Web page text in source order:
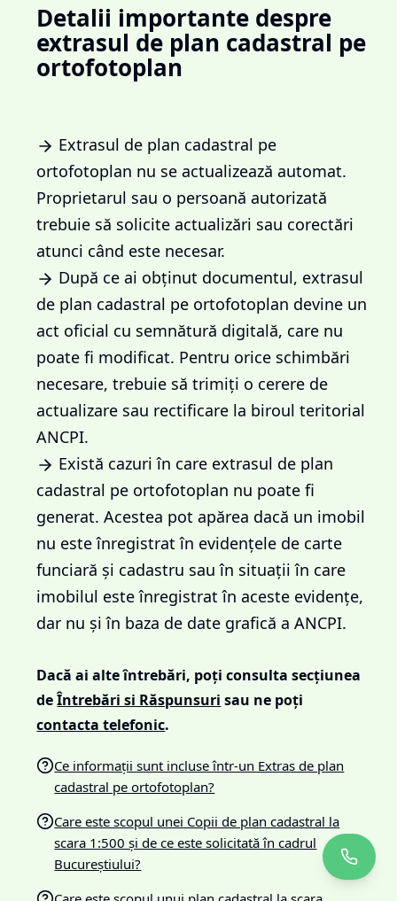
Detalii importante despre
extrasul de plan cadastral pe
ortofotoplan
Extrasul de plan cadastral pe
ortofotoplan nu se actualizează automat.
Proprietarul sau o persoană autorizată
trebuie să solicite actualizări sau corectări
atunci când este necesar.
După ce ai obținut documentul, extrasul
de plan cadastral pe ortofotoplan devine un
act oficial cu semnătură digitală, care nu
poate fi modificat. Pentru orice schimbări
necesare, trebuie să trimiți o cerere de
actualizare sau rectificare la biroul teritorial
ANCPI.
Există cazuri în care extrasul de plan
cadastral pe ortofotoplan nu poate fi
generat. Acestea pot apărea dacă un imobil
nu este înregistrat în evidențele de carte
funciară și cadastru sau în situații în care
imobilul este înregistrat în aceste evidențe,
dar nu și în baza de date grafică a ANCPI.
Dacă ai alte întrebări, poți consulta secțiunea
de Întrebări si Răspunsuri sau ne poți
contacta telefonic.
Ce informații sunt incluse într-un Extras de plan
cadastral pe ortofotoplan?
Care este scopul unei Copii de plan cadastral la
scara 1:500 și de ce este solicitată în cadrul
Bucureștiului?